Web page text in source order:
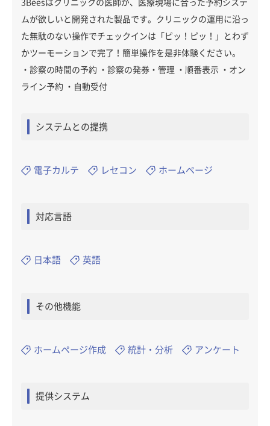
3Beesはクリニックの医師が、医療現場に合った予約システ
ムが欲しいと開発された製品です。クリニックの運用に沿っ
た無駄のない操作でチェックインは「ピッ！ピッ！」とわず
かツーモーションで完了！簡単操作を是非体験ください。
・診察の時間の予約 ・診察の発券・管理 ・順番表示 ・オン
ライン予約 ・自動受付
システムとの提携
電子カルテ レセコン ホームページ
対応言語
日本語 英語
その他機能
ホームページ作成 統計・分析 アンケート
提供システム